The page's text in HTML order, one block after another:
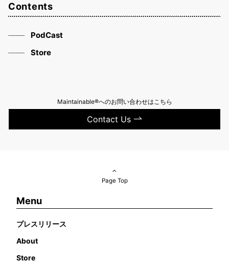
Contents
PodCast
Store
Maintainable®へのお問い合わせはこちら
Contact Us
Page Top
Menu
プレスリリース
About
Store